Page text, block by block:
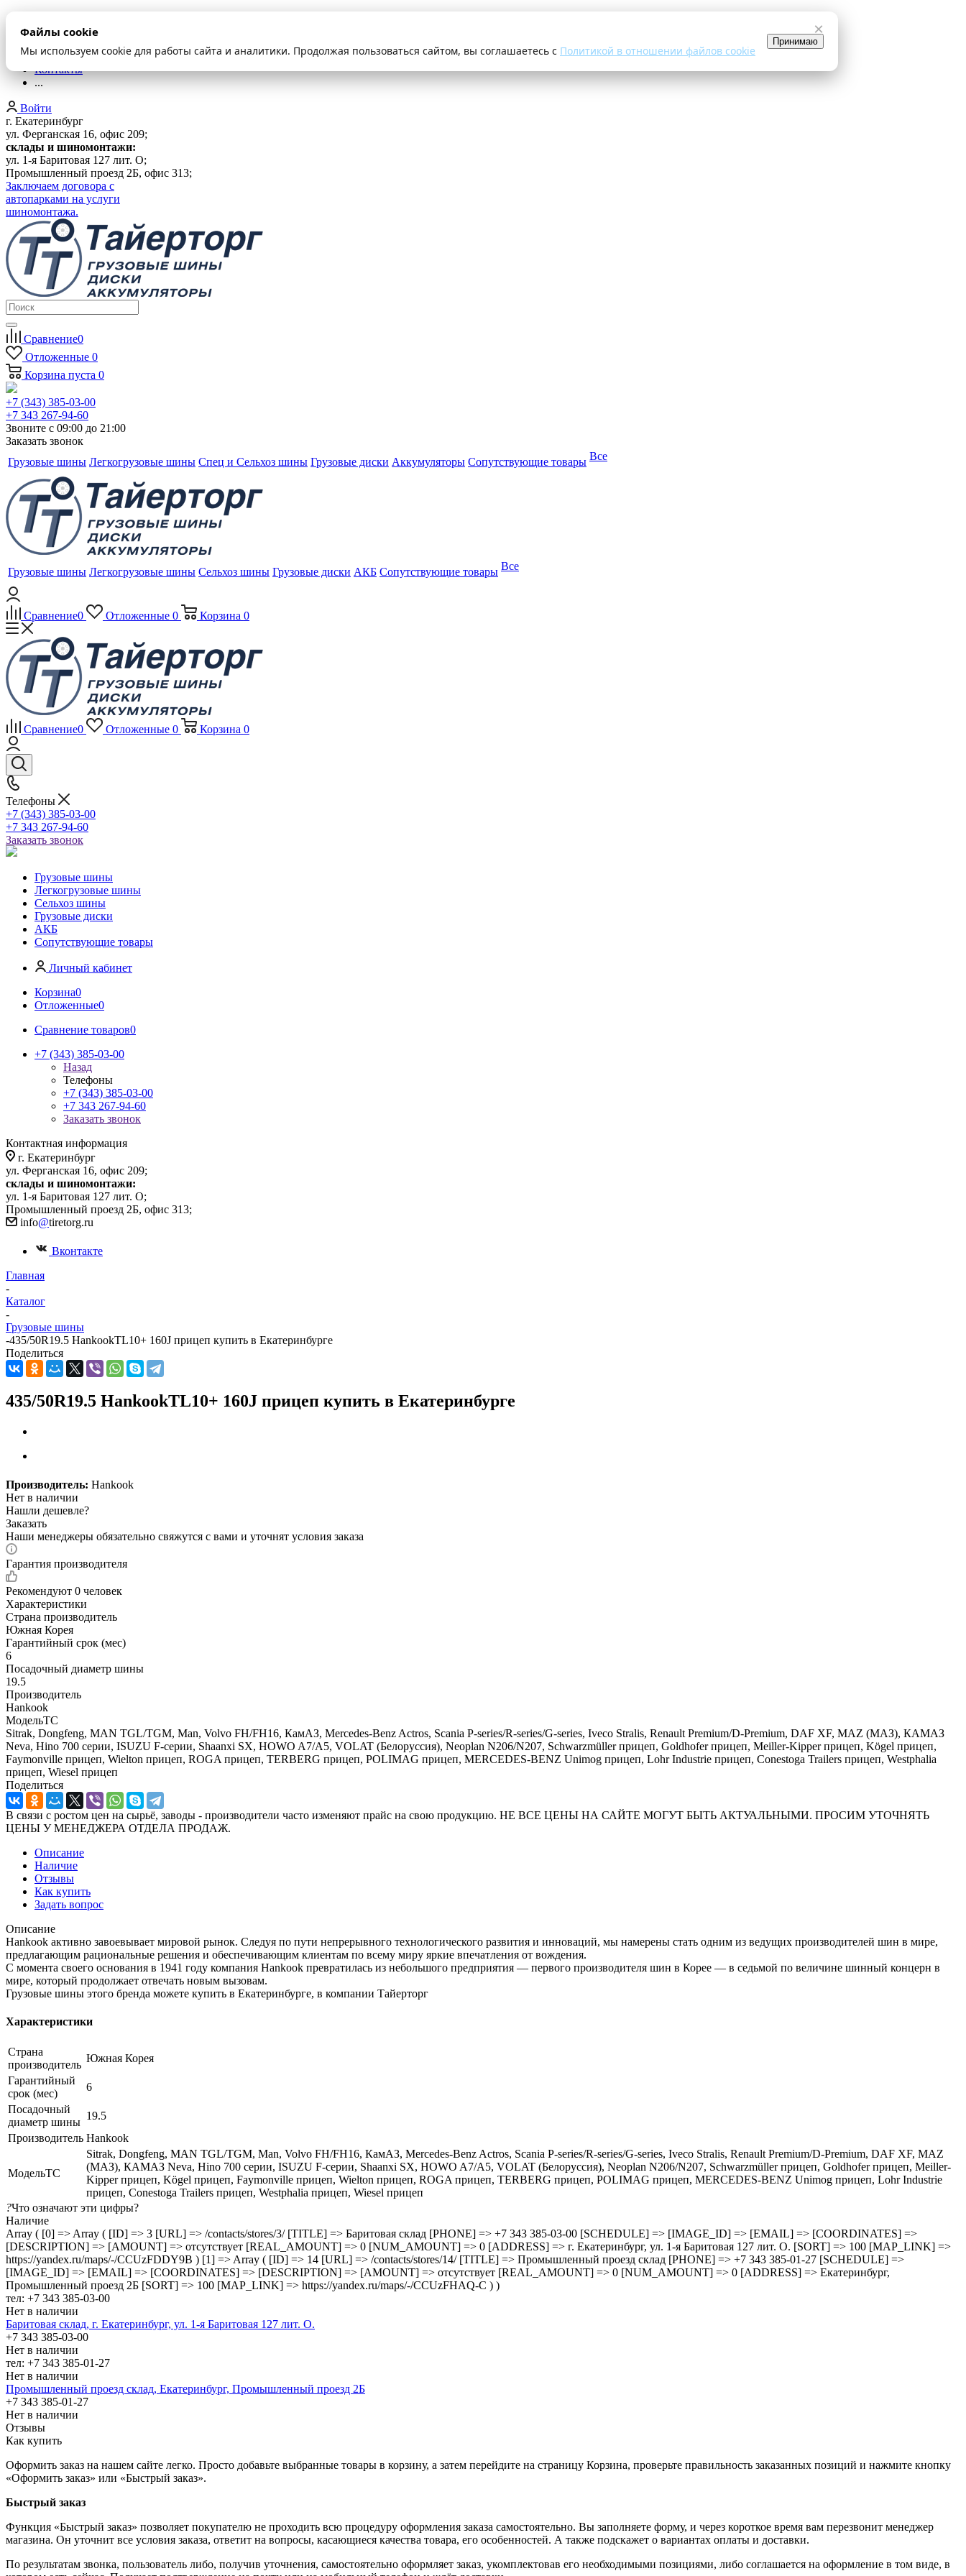
×
Файлы cookie
Мы используем cookie для работы сайта и аналитики. Продолжая пользоваться сайтом, вы соглашаетесь с Политикой в отношении файлов cookie
Принимаю
Оплата и доставка
Шиномонтаж
Контакты
...
Войти
г. Екатеринбург
ул. Ферганская 16, офис 209;
склады и шиномонтажи:
ул. 1-я Баритовая 127 лит. О;
Промышленный проезд 2Б, офис 313;
Заключаем договора с
автопарками на услуги
шиномонтажа.
Сравнение0
Отложенные 0
Корзина пуста 0
+7 (343) 385-03-00
+7 343 267-94-60
Звоните с 09:00 до 21:00
Заказать звонок
Грузовые шины Легкогрузовые шины Спец и Сельхоз шины Грузовые диски Аккумуляторы Сопутствующие товары Все
Грузовые шины Легкогрузовые шины Сельхоз шины Грузовые диски АКБ Сопутствующие товары Все
Сравнение0 Отложенные 0 Корзина 0
Сравнение0 Отложенные 0 Корзина 0
Телефоны
+7 (343) 385-03-00
+7 343 267-94-60
Заказать звонок
Грузовые шины
Легкогрузовые шины
Сельхоз шины
Грузовые диски
АКБ
Сопутствующие товары
Личный кабинет
Корзина0
Отложенные0
Сравнение товаров0
+7 (343) 385-03-00
Назад
Телефоны
+7 (343) 385-03-00
+7 343 267-94-60
Заказать звонок
Контактная информация
г. Екатеринбург
ул. Ферганская 16, офис 209;
склады и шиномонтажи:
ул. 1-я Баритовая 127 лит. О;
Промышленный проезд 2Б, офис 313;
info@tiretorg.ru
Вконтакте
Главная
-
Каталог
-
Грузовые шины
-435/50R19.5 HankookTL10+ 160J прицеп купить в Екатеринбурге
Поделиться
435/50R19.5 HankookTL10+ 160J прицеп купить в Екатеринбурге
Производитель: Hankook
Нет в наличии
Нашли дешевле?
Заказать
Наши менеджеры обязательно свяжутся с вами и уточнят условия заказа
Гарантия производителя
Рекомендуют 0 человек
Характеристики
Страна производитель
Южная Корея
Гарантийный срок (мес)
6
Посадочный диаметр шины
19.5
Производитель
Hankook
МодельТС
Sitrak, Dongfeng, MAN TGL/TGM, Man, Volvo FH/FH16, КамАЗ, Mercedes-Benz Actros, Scania P-series/R-series/G-series, Iveco Stralis, Renault Premium/D-Premium, DAF XF, MAZ (МАЗ), КАМАЗ
Neva, Hino 700 серии, ISUZU F-серии, Shaanxi SX, HOWO A7/A5, VOLAT (Белоруссия), Neoplan N206/N207, Schwarzmüller прицеп, Goldhofer прицеп, Meiller-Kipper прицеп, Kögel прицеп,
Faymonville прицеп, Wielton прицеп, ROGA прицеп, TERBERG прицеп, POLIMAG прицеп, MERCEDES-BENZ Unimog прицеп, Lohr Industrie прицеп, Conestoga Trailers прицеп, Westphalia
прицеп, Wiesel прицеп
Поделиться
В связи с ростом цен на сырьё, заводы - производители часто изменяют прайс на свою продукцию. НЕ ВСЕ ЦЕНЫ НА САЙТЕ МОГУТ БЫТЬ АКТУАЛЬНЫМИ. ПРОСИМ УТОЧНЯТЬ
ЦЕНЫ У МЕНЕДЖЕРА ОТДЕЛА ПРОДАЖ.
Описание
Наличие
Отзывы
Как купить
Задать вопрос
Описание
Hankook активно завоевывает мировой рынок. Следуя по пути непрерывного технологического развития и инноваций, мы намерены стать одним из ведущих производителей шин в мире,
предлагающим рациональные решения и обеспечивающим клиентам по всему миру яркие впечатления от вождения.
С момента своего основания в 1941 году компания Hankook превратилась из небольшого предприятия — первого производителя шин в Корее — в седьмой по величине шинный концерн в
мире, который продолжает отвечать новым вызовам.
Грузовые шины этого бренда можете купить в Екатеринбурге, в компании Тайерторг
Характеристики
Страна
производитель
Южная Корея
Гарантийный
срок (мес)
6
Посадочный
диаметр шины
19.5
Производитель Hankook
МодельТС
Sitrak, Dongfeng, MAN TGL/TGM, Man, Volvo FH/FH16, КамАЗ, Mercedes-Benz Actros, Scania P-series/R-series/G-series, Iveco Stralis, Renault Premium/D-Premium, DAF XF, MAZ
(МАЗ), КАМАЗ Neva, Hino 700 серии, ISUZU F-серии, Shaanxi SX, HOWO A7/A5, VOLAT (Белоруссия), Neoplan N206/N207, Schwarzmüller прицеп, Goldhofer прицеп, Meiller-
Kipper прицеп, Kögel прицеп, Faymonville прицеп, Wielton прицеп, ROGA прицеп, TERBERG прицеп, POLIMAG прицеп, MERCEDES-BENZ Unimog прицеп, Lohr Industrie
прицеп, Conestoga Trailers прицеп, Westphalia прицеп, Wiesel прицеп
?Что означают эти цифры?
Наличие
Array ( [0] => Array ( [ID] => 3 [URL] => /contacts/stores/3/ [TITLE] => Баритовая склад [PHONE] => +7 343 385-03-00 [SCHEDULE] => [IMAGE_ID] => [EMAIL] => [COORDINATES] =>
[DESCRIPTION] => [AMOUNT] => отсутствует [REAL_AMOUNT] => 0 [NUM_AMOUNT] => 0 [ADDRESS] => г. Екатеринбург, ул. 1-я Баритовая 127 лит. О. [SORT] => 100 [MAP_LINK] =>
https://yandex.ru/maps/-/CCUzFDDY9B ) [1] => Array ( [ID] => 14 [URL] => /contacts/stores/14/ [TITLE] => Промышленный проезд cклад [PHONE] => +7 343 385-01-27 [SCHEDULE] =>
[IMAGE_ID] => [EMAIL] => [COORDINATES] => [DESCRIPTION] => [AMOUNT] => отсутствует [REAL_AMOUNT] => 0 [NUM_AMOUNT] => 0 [ADDRESS] => Екатеринбург,
Промышленный проезд 2Б [SORT] => 100 [MAP_LINK] => https://yandex.ru/maps/-/CCUzFHAQ-C ) )
тел: +7 343 385-03-00
Нет в наличии
Баритовая склад, г. Екатеринбург, ул. 1-я Баритовая 127 лит. О.
+7 343 385-03-00
Нет в наличии
тел: +7 343 385-01-27
Нет в наличии
Промышленный проезд cклад, Екатеринбург, Промышленный проезд 2Б
+7 343 385-01-27
Нет в наличии
Отзывы
Как купить
Оформить заказ на нашем сайте легко. Просто добавьте выбранные товары в корзину, а затем перейдите на страницу Корзина, проверьте правильность заказанных позиций и нажмите кнопку
«Оформить заказ» или «Быстрый заказ».
Быстрый заказ
Функция «Быстрый заказ» позволяет покупателю не проходить всю процедуру оформления заказа самостоятельно. Вы заполняете форму, и через короткое время вам перезвонит менеджер
магазина. Он уточнит все условия заказа, ответит на вопросы, касающиеся качества товара, его особенностей. А также подскажет о вариантах оплаты и доставки.
По результатам звонка, пользователь либо, получив уточнения, самостоятельно оформляет заказ, укомплектовав его необходимыми позициями, либо соглашается на оформление в том виде, в